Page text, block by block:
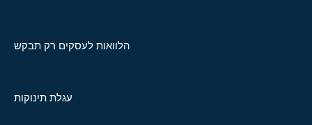
הלוואות לעסקים רק תבקש
עגלת תינוקות